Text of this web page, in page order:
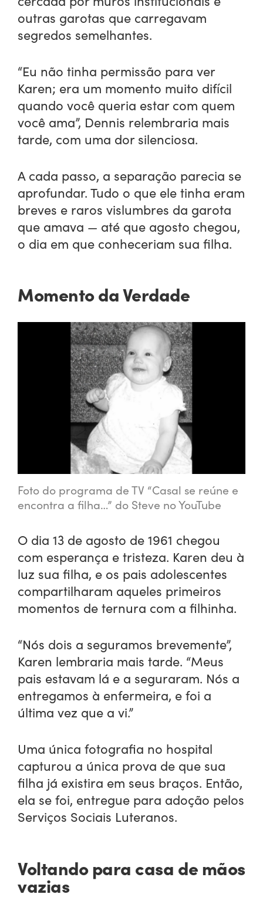
outras garotas que carregavam
segredos semelhantes.
“Eu não tinha permissão para ver
Karen; era um momento muito difícil
quando você queria estar com quem
você ama”, Dennis relembraria mais
tarde, com uma dor silenciosa.
A cada passo, a separação parecia se
aprofundar. Tudo o que ele tinha eram
breves e raros vislumbres da garota
que amava — até que agosto chegou,
o dia em que conheceriam sua filha.
Momento da Verdade
Foto do programa de TV “Casal se reúne e
encontra a filha…” do Steve no YouTube
O dia 13 de agosto de 1961 chegou
com esperança e tristeza. Karen deu à
luz sua filha, e os pais adolescentes
compartilharam aqueles primeiros
momentos de ternura com a filhinha.
“Nós dois a seguramos brevemente”,
Karen lembraria mais tarde. “Meus
pais estavam lá e a seguraram. Nós a
entregamos à enfermeira, e foi a
última vez que a vi.”
Uma única fotografia no hospital
capturou a única prova de que sua
filha já existira em seus braços. Então,
ela se foi, entregue para adoção pelos
Serviços Sociais Luteranos.
Voltando para casa de mãos
vazias